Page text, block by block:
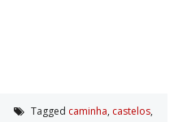
Tagged caminha, castelos,